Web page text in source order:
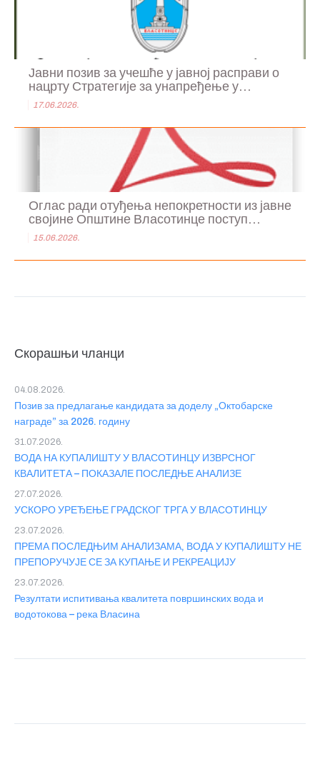
Јавни позив за учешће у јавној расправи о
нацрту Стратегије за унапређење у...
17.06.2026.
Оглас ради отуђења непокретности из јавне
својине Општине Власотинце поступ...
15.06.2026.
Скорашњи чланци
Позив за предлагање кандидата за доделу „Октобарске
награде” за 2026. годину
04.08.2026.
ВОДА НА КУПАЛИШТУ У ВЛАСОТИНЦУ ИЗВРСНОГ
КВАЛИТЕТА – ПОКАЗАЛЕ ПОСЛЕДЊЕ АНАЛИЗЕ
31.07.2026.
УСКОРО УРЕЂЕЊЕ ГРАДСКОГ ТРГА У ВЛАСОТИНЦУ
27.07.2026.
ПРЕМА ПОСЛЕДЊИМ АНАЛИЗАМА, ВОДА У КУПАЛИШТУ НЕ
ПРЕПОРУЧУЈЕ СЕ ЗА КУПАЊЕ И РЕКРЕАЦИЈУ
23.07.2026.
Резултати испитивања квалитета површинских вода и
водотокова – река Власина
23.07.2026.